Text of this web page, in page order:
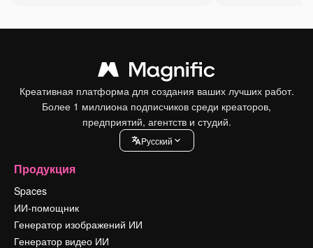
Креативная платформа для создания ваших лучших работ.
Более 1 миллиона подписчиков среди креаторов,
предприятий, агентств и студий.
Pусский
Продукция
Spaces
ИИ-помощник
Генератор изображений ИИ
Генератор видео ИИ